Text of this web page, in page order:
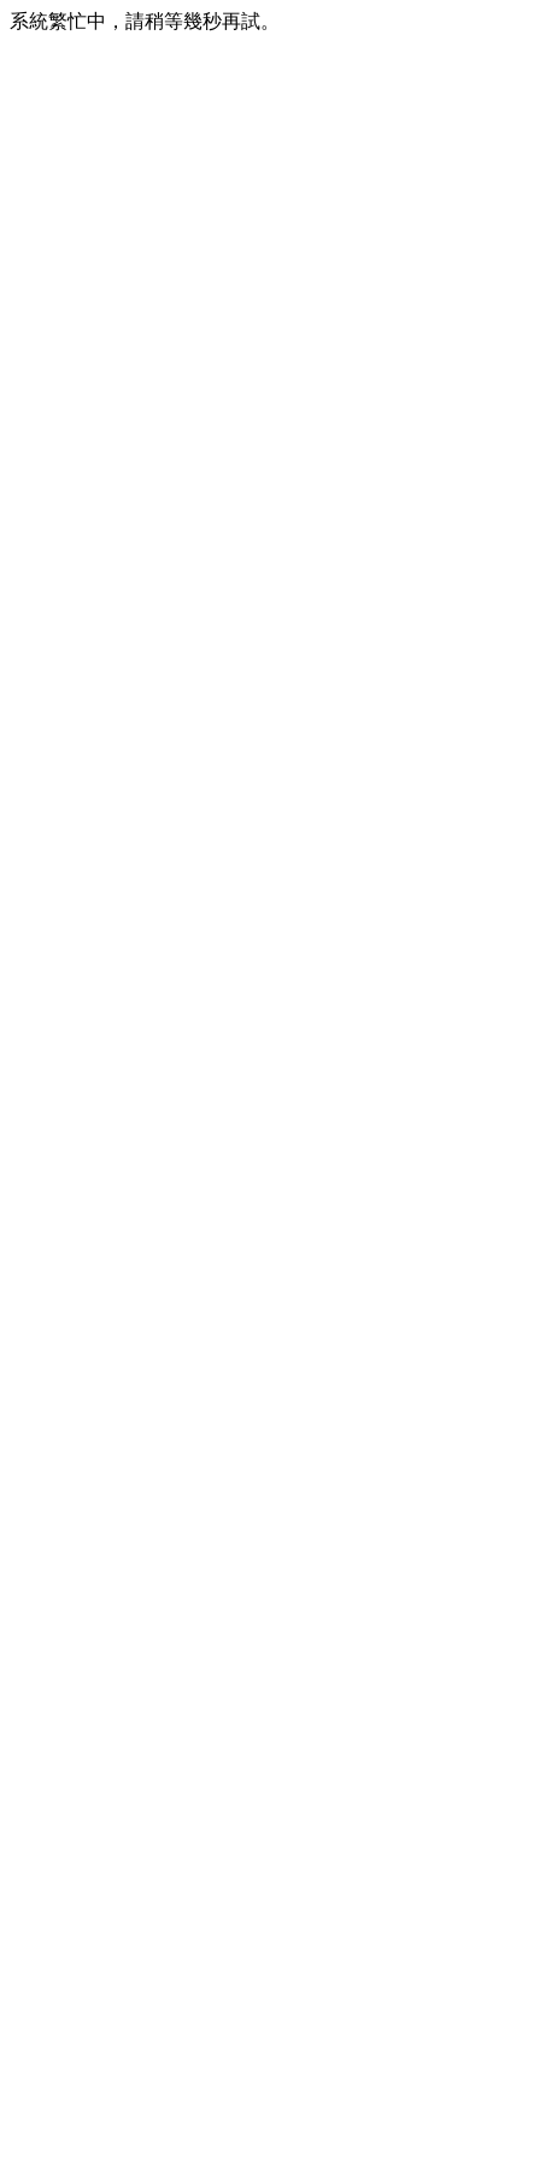
系統繁忙中，請稍等幾秒再試。